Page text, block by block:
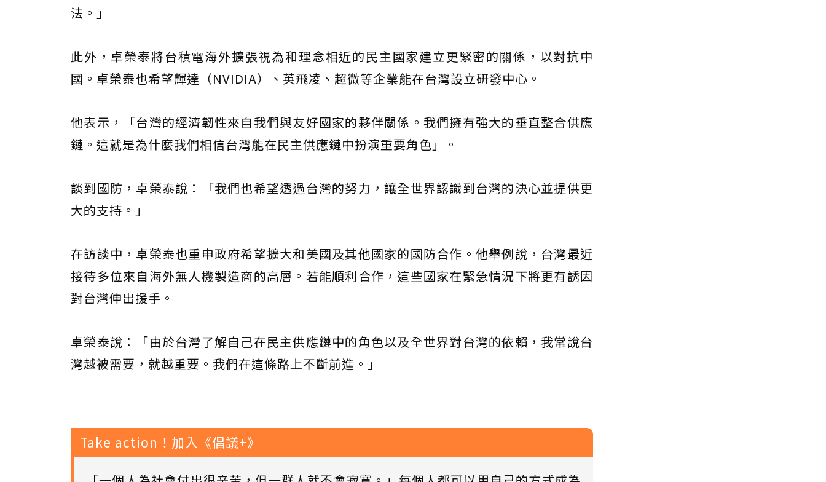
法。」
此外，卓榮泰將台積電海外擴張視為和理念相近的民主國家建立更緊密的關係，以對抗中
國。卓榮泰也希望輝達（NVIDIA）、英飛凌、超微等企業能在台灣設立研發中心。
他表示，「台灣的經濟韌性來自我們與友好國家的夥伴關係。我們擁有強大的垂直整合供應
鏈。這就是為什麼我們相信台灣能在民主供應鏈中扮演重要角色」。
談到國防，卓榮泰說：「我們也希望透過台灣的努力，讓全世界認識到台灣的決心並提供更
大的支持。」
在訪談中，卓榮泰也重申政府希望擴大和美國及其他國家的國防合作。他舉例說，台灣最近
接待多位來自海外無人機製造商的高層。若能順利合作，這些國家在緊急情況下將更有誘因
對台灣伸出援手。
卓榮泰說：「由於台灣了解自己在民主供應鏈中的角色以及全世界對台灣的依賴，我常說台
灣越被需要，就越重要。我們在這條路上不斷前進。」
Take action！加入《倡議+》